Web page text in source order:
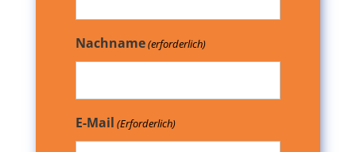
Nachname(erforderlich)
E-Mail (Erforderlich)